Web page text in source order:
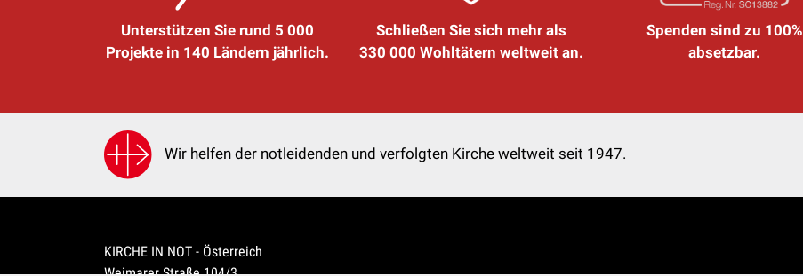
Unterstützen Sie rund 5 000
Projekte in 140 Ländern jährlich.
Schließen Sie sich mehr als
330 000 Wohltätern weltweit an.
Spenden sind zu 100%
absetzbar.
Wir helfen der notleidenden und verfolgten Kirche weltweit seit 1947.
KIRCHE IN NOT - Österreich